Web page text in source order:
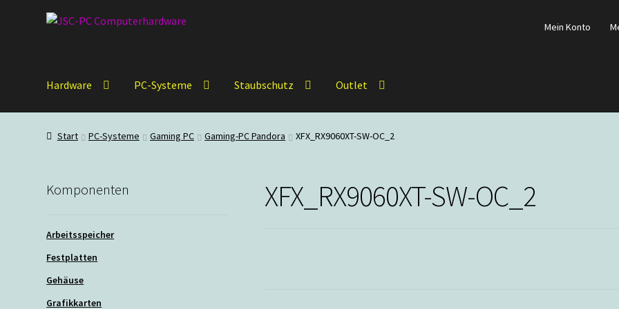
Zur
Zum
Mein Konto
Hardware PC-Systeme Staubschutz Outlet
Start PC-Systeme Gaming PC Gaming-PC Pandora XFX_RX9060XT-SW-OC_2
XFX_RX9060XT-SW-OC_2
Komponenten
Arbeitsspeicher
Festplatten
Gehäuse
Grafikkarten